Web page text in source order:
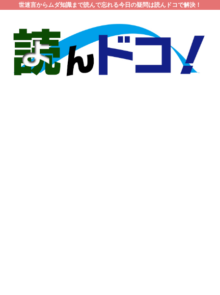
世迷言からムダ知識まで読んで忘れる今日の疑問は読んドコで解決！